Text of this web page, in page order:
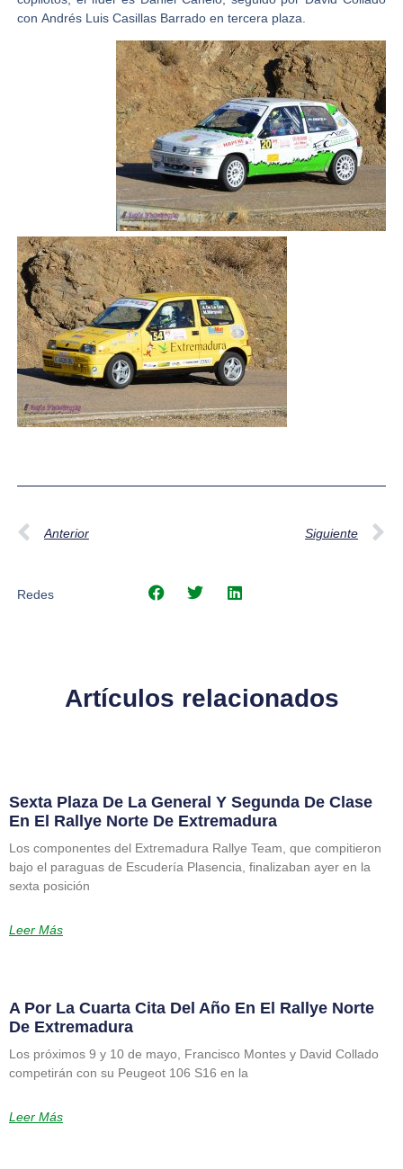
con Andrés Luis Casillas Barrado en tercera plaza.
Anterior Siguiente
Redes
Artículos relacionados
Sexta Plaza De La General Y Segunda De Clase
En El Rallye Norte De Extremadura
Los componentes del Extremadura Rallye Team, que compitieron
bajo el paraguas de Escudería Plasencia, finalizaban ayer en la
sexta posición
Leer Más
A Por La Cuarta Cita Del Año En El Rallye Norte
De Extremadura
Los próximos 9 y 10 de mayo, Francisco Montes y David Collado
competirán con su Peugeot 106 S16 en la
Leer Más